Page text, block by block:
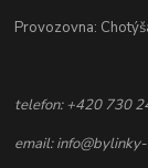
Provozovna:
telefon: +420 730
email: